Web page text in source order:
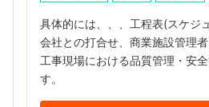
具体的には、、、工程表(スケジ
会社との打合せ、商業施設管理者
工事現場における品質管理・安
す。